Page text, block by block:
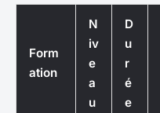
Form
ation
N
iv
e
a
u
D
u
r
é
e